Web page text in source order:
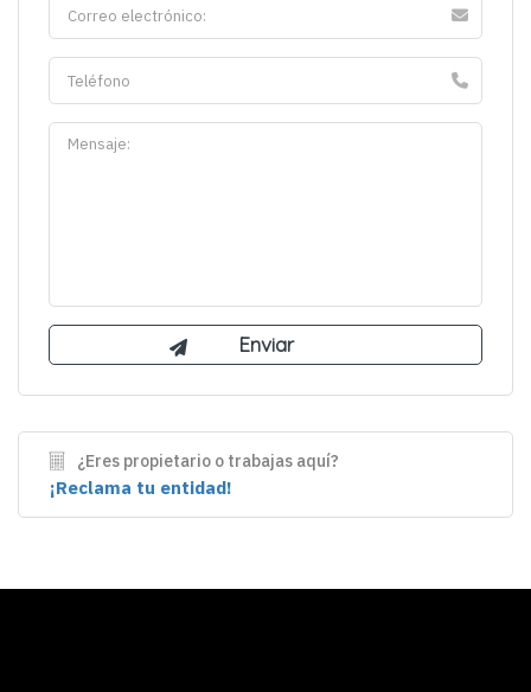
¿Eres propietario o trabajas aquí?
¡Reclama tu entidad!